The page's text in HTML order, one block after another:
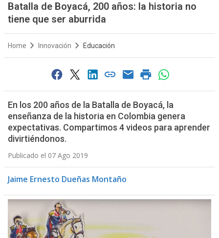
Batalla de Boyacá, 200 años: la historia no
tiene que ser aburrida
Home Innovación Educación
En los 200 años de la Batalla de Boyacá, la
enseñanza de la historia en Colombia genera
expectativas. Compartimos 4 videos para aprender
divirtiéndonos.
Publicado el 07 Ago 2019
Jaime Ernesto Dueñas Montaño